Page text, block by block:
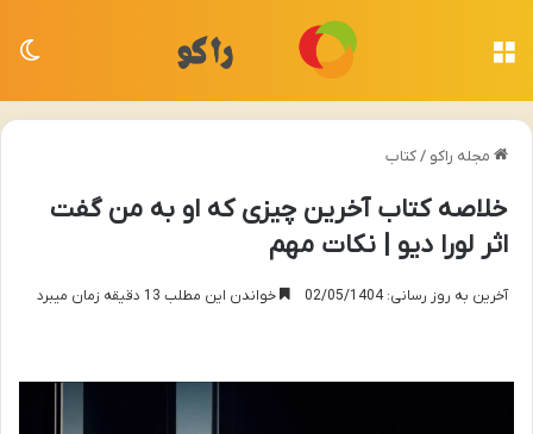
مجله راکو /کتاب
خلاصه کتاب آخرین چیزی که او به من گفت
اثر لورا دیو | نکات مهم
آخرین به روز رسانی: 02/05/1404 خواندن این مطلب 13 دقیقه زمان میبرد